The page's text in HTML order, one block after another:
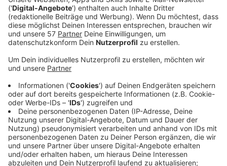
Eigentlich sollte das Album schon im Sommer
rauskommen. Aber wie bei so vielen Dingen im Jahr
2020 machte Corona auch hier einen Strich durch die
Rechnung. Und auch der Titel wurde geändert.
Eigentlich sollte die Scheibe "To Die For" heißen.
Allerdings fand Sam, dass er in solchen Zeiten lieber
nicht das Wort "die" - also sterben - im Titel haben
wollte. Statt dessen gibt es viel Liebe.
Anzeige